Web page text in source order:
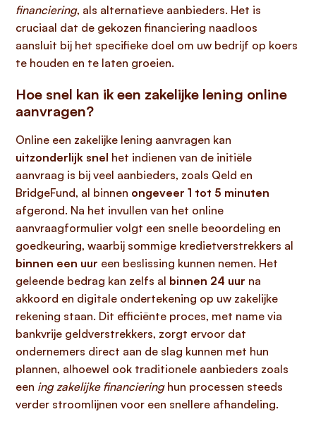
financiering, als alternatieve aanbieders. Het is
cruciaal dat de gekozen financiering naadloos
aansluit bij het specifieke doel om uw bedrijf op koers
te houden en te laten groeien.
Hoe snel kan ik een zakelijke lening online
aanvragen?
Online een zakelijke lening aanvragen kan
uitzonderlijk snel het indienen van de initiële
aanvraag is bij veel aanbieders, zoals Qeld en
BridgeFund, al binnen ongeveer 1 tot 5 minuten
afgerond. Na het invullen van het online
aanvraagformulier volgt een snelle beoordeling en
goedkeuring, waarbij sommige kredietverstrekkers al
binnen een uur een beslissing kunnen nemen. Het
geleende bedrag kan zelfs al binnen 24 uur na
akkoord en digitale ondertekening op uw zakelijke
rekening staan. Dit efficiënte proces, met name via
bankvrije geldverstrekkers, zorgt ervoor dat
ondernemers direct aan de slag kunnen met hun
plannen, alhoewel ook traditionele aanbieders zoals
een ing zakelijke financieringhun processen steeds
verder stroomlijnen voor een snellere afhandeling.